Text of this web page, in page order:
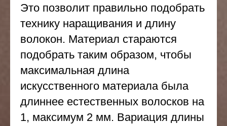
Это позволит правильно подобрать
технику наращивания и длину
волокон. Материал стараются
подобрать таким образом, чтобы
максимальная длина
искусственного материала была
длиннее естественных волосков на
1, максимум 2 мм. Вариация длины